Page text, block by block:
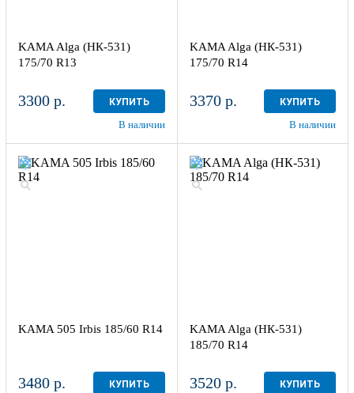
KAMA Alga (НК-531)
175/70 R13
3300 р. КУПИТЬ
В наличии
KAMA Alga (НК-531)
175/70 R14
3370 р. КУПИТЬ
В наличии
KAMA 505 Irbis 185/60 R14
3480 р. КУПИТЬ
KAMA Alga (НК-531)
185/70 R14
3520 р. КУПИТЬ